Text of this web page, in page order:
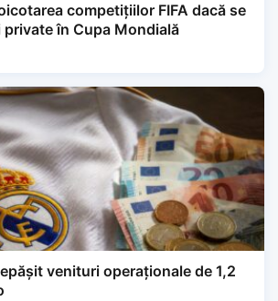
competițiilor FIFA dacă se
în Cupa Mondială
venituri operaționale de 1,2